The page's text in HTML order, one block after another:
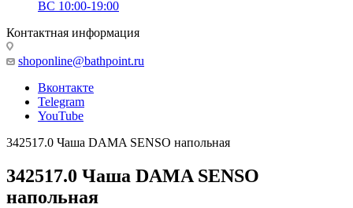
ВС 10:00-19:00
Контактная информация
shoponline@bathpoint.ru
Вконтакте
Telegram
YouTube
342517.0 Чаша DAMA SENSO напольная
342517.0 Чаша DAMA SENSO
напольная